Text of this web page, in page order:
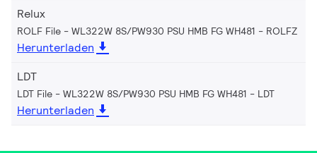
Relux
ROLF File - WL322W 8S/PW930 PSU HMB FG WH481 ROLFZ
Herunterladen
LDT
LDT File - WL322W 8S/PW930 PSU HMB FG WH481 LDT
Herunterladen